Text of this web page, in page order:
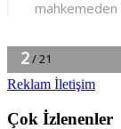
Reklam İletişim
Çok İzlenenler